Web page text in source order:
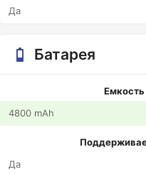
Да
Батарея
4800 mAh
Да